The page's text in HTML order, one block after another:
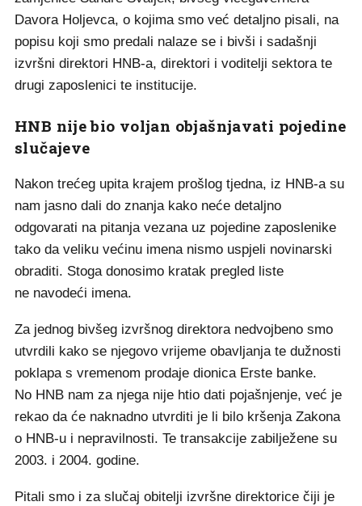
Davora Holjevca, o kojima smo već detaljno pisali, na
popisu koji smo predali nalaze se i bivši i sadašnji
izvršni direktori HNB-a, direktori i voditelji sektora te
drugi zaposlenici te institucije.
HNB nije bio voljan objašnjavati pojedine
slučajeve
Nakon trećeg upita krajem prošlog tjedna, iz HNB-a su
nam jasno dali do znanja kako neće detaljno
odgovarati na pitanja vezana uz pojedine zaposlenike
tako da veliku većinu imena nismo uspjeli novinarski
obraditi. Stoga donosimo kratak pregled liste
ne navodeći imena.
Za jednog bivšeg izvršnog direktora nedvojbeno smo
utvrdili kako se njegovo vrijeme obavljanja te dužnosti
poklapa s vremenom prodaje dionica Erste banke.
No HNB nam za njega nije htio dati pojašnjenje, već je
rekao da će naknadno utvrditi je li bilo kršenja Zakona
o HNB-u i nepravilnosti. Te transakcije zabilježene su
2003. i 2004. godine.
Pitali smo i za slučaj obitelji izvršne direktorice čiji je